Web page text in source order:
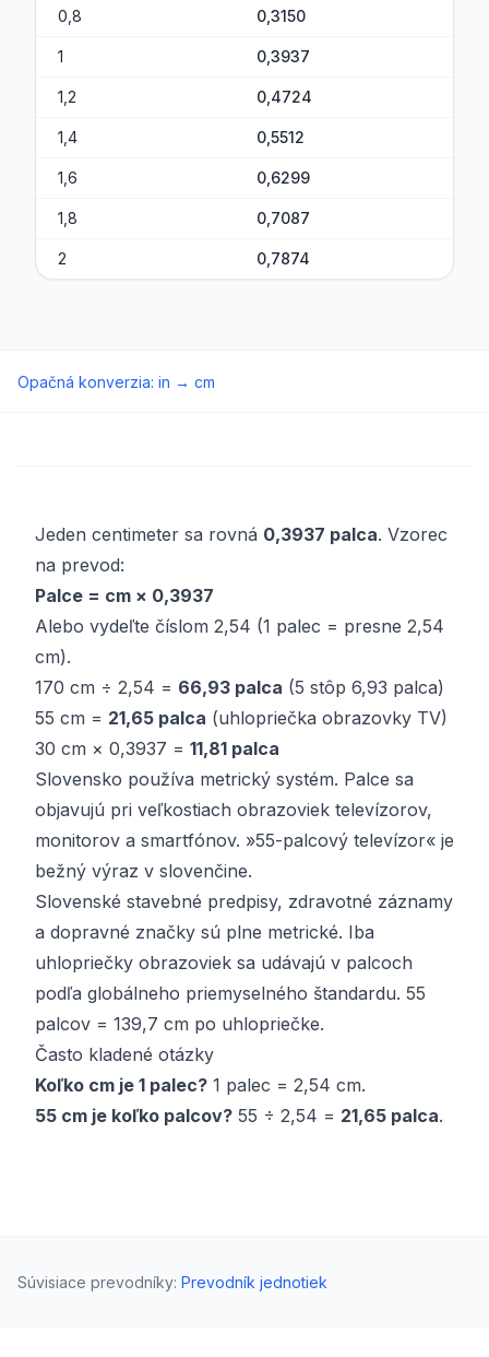
0,8 0,3150
1 0,3937
1,2 0,4724
1,4 0,5512
1,6 0,6299
1,8 0,7087
2 0,7874
Opačná konverzia: in → cm
Jeden centimeter sa rovná 0,3937 palca. Vzorec
na prevod:
Palce = cm × 0,3937
Alebo vydeľte číslom 2,54 (1 palec = presne 2,54
cm).
170 cm ÷ 2,54 = 66,93 palca (5 stôp 6,93 palca)
55 cm = 21,65 palca (uhlopriečka obrazovky TV)
30 cm × 0,3937 = 11,81 palca
Slovensko používa metrický systém. Palce sa
objavujú pri veľkostiach obrazoviek televízorov,
monitorov a smartfónov. »55-palcový televízor« je
bežný výraz v slovenčine.
Slovenské stavebné predpisy, zdravotné záznamy
a dopravné značky sú plne metrické. Iba
uhlopriečky obrazoviek sa udávajú v palcoch
podľa globálneho priemyselného štandardu. 55
palcov = 139,7 cm po uhlopriečke.
Často kladené otázky
Koľko cm je 1 palec? 1 palec = 2,54 cm.
55 cm je koľko palcov? 55 ÷ 2,54 = 21,65 palca.
Súvisiace prevodníky: Prevodník jednotiek